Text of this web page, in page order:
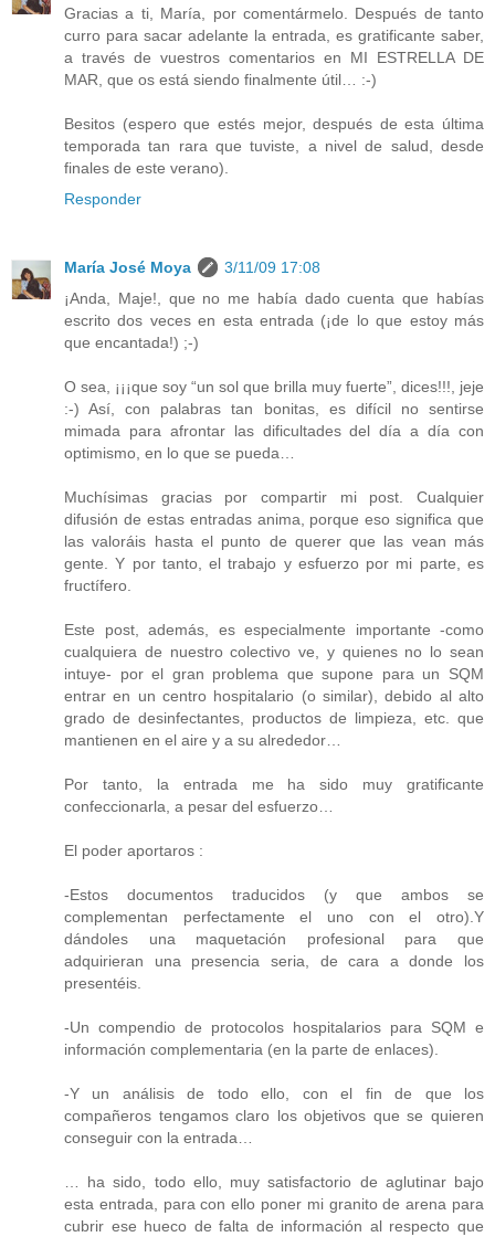
Gracias a ti, María, por comentármelo. Después de tanto
curro para sacar adelante la entrada, es gratificante saber,
a través de vuestros comentarios en MI ESTRELLA DE
MAR, que os está siendo finalmente útil… :-)
Besitos (espero que estés mejor, después de esta última
temporada tan rara que tuviste, a nivel de salud, desde
finales de este verano).
Responder
María José Moya
3/11/09 17:08
¡Anda, Maje!, que no me había dado cuenta que habías
escrito dos veces en esta entrada (¡de lo que estoy más
que encantada!) ;-)
O sea, ¡¡¡que soy “un sol que brilla muy fuerte”, dices!!!, jeje
:-) Así, con palabras tan bonitas, es difícil no sentirse
mimada para afrontar las dificultades del día a día con
optimismo, en lo que se pueda…
Muchísimas gracias por compartir mi post. Cualquier
difusión de estas entradas anima, porque eso significa que
las valoráis hasta el punto de querer que las vean más
gente. Y por tanto, el trabajo y esfuerzo por mi parte, es
fructífero.
Este post, además, es especialmente importante -como
cualquiera de nuestro colectivo ve, y quienes no lo sean
intuye- por el gran problema que supone para un SQM
entrar en un centro hospitalario (o similar), debido al alto
grado de desinfectantes, productos de limpieza, etc. que
mantienen en el aire y a su alrededor…
Por tanto, la entrada me ha sido muy gratificante
confeccionarla, a pesar del esfuerzo…
El poder aportaros :
-Estos documentos traducidos (y que ambos se
complementan perfectamente el uno con el otro).Y
dándoles una maquetación profesional para que
adquirieran una presencia seria, de cara a donde los
presentéis.
-Un compendio de protocolos hospitalarios para SQM e
información complementaria (en la parte de enlaces).
-Y un análisis de todo ello, con el fin de que los
compañeros tengamos claro los objetivos que se quieren
conseguir con la entrada…
… ha sido, todo ello, muy satisfactorio de aglutinar bajo
esta entrada, para con ello poner mi granito de arena para
cubrir ese hueco de falta de información al respecto que